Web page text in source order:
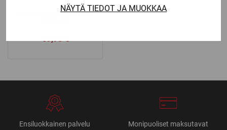
NÄYTÄ TIEDOT JA MUOKKAA
Warrior
WARRIOR VISIIRI 106X
Ensiluokkainen palvelu Monipuoliset maksutavat